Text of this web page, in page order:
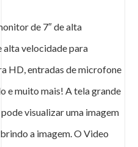
de 7″ de alta
alta velocidade para
HD, entradas de microfone
e muito mais! A tela grande
visualizar uma imagem
a imagem. O Video